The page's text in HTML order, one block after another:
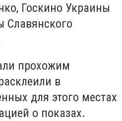
Госкино Украины
Славянского
прохожим
в
для этого местах
о показах.